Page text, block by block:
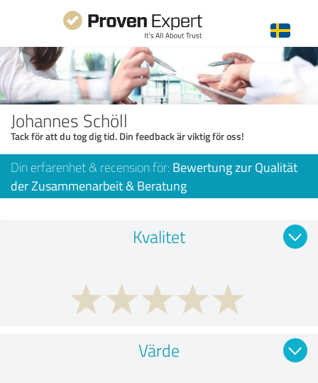
Johannes Schöll
Tack för att du tog dig tid. Din feedback är viktig för oss!
Din erfarenhet & recension för: Bewertung zur Qualität
der Zusammenarbeit & Beratung
Kvalitet
Värde